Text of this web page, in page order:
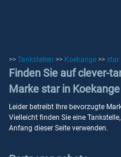
>> Tankstellen >> Koekange >> star
Finden Sie auf clever-
Marke star in Koekange
Leider betreibt Ihre bevorzugte
Vielleicht finden Sie eine
Anfang dieser Seite verwenden.